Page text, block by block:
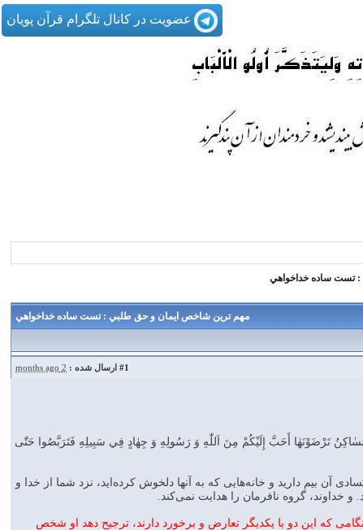
عضویت در کانال تلگرام قرآن پویان
تست ساده خداخواهي
مهم ترين شاخص ايمان و حق طلبي : تست ساده خداخواهي
#1 ارسال شده : 2 months ago
تَرْضَوْنَهٰا أَحَبَّ إِلَيْكُمْ مِنَ اَللّٰهِ وَ رَسُولِهِ وَ جِهٰادٍ فِي سَبِيلِهِ فَتَرَبَّصُوا حَتّٰى
آن بيم داريد و خانه‌هايى كه به آنها دلخوش كرده‌ايد، نزد شما از خدا و
خداوند، گروه نافرمان را هدايت نمى‌كند.
كه اين دو با يكديگر تعارض و برخورد دارند، ترجيح دهد او شخص